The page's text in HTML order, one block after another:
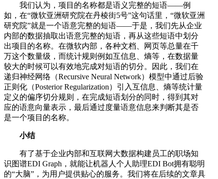
我们认为，项目的名称都是语义完整的短语——例
如，在“微软亚洲研究院在丹棱街5号”这句话里，“微软亚洲
研究院”就是一个语意完整的短语——于是，我们先从企业
内部的数据抽取出语意完整的短语，再从这些短语中划分
出项目的名称。在微软内部，各种文档、网页等总量在千
万这个数量级，而统计规则例如互信息、熵等，在数据量
较大的时候可以有效地完成对短语的切分。因此，我们在
递归神经网络（Recursive Neural Network）模型中通过后验
正则化（Posterior Regularization）引入互信息、熵等统计量
定义的偏序切分规则，在完成短语划分的同时，得到其对
应的语意向量表示，最后通过度量语意信息来判断其是否
是一个项目的名称。
小结
有了基于企业内部和互联网大数据构建员工的职场知
识图谱EDI Graph，就能让机器人个人助理EDI Bot拥有聪明
的“大脑”，为用户提供贴心的服务。我们将在后续的文章具